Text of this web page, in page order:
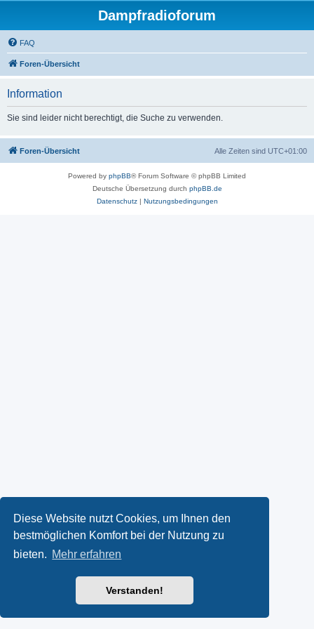
Diese Website nutzt Cookies, um Ihnen den
bestmöglichen Komfort bei der Nutzung zu
bieten. Mehr erfahren
Verstanden!
Dampfradioforum
FAQ
Foren-Übersicht
Information
Sie sind leider nicht berechtigt, die Suche zu verwenden.
Foren-Übersicht Alle Zeiten sind UTC+01:00
Powered by phpBB® Forum Software © phpBB Limited
Deutsche Übersetzung durch phpBB.de
Datenschutz| Nutzungsbedingungen